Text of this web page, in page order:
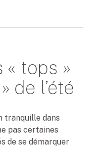
tops »
de l’été
tranquille dans
pas certaines
de se démarquer